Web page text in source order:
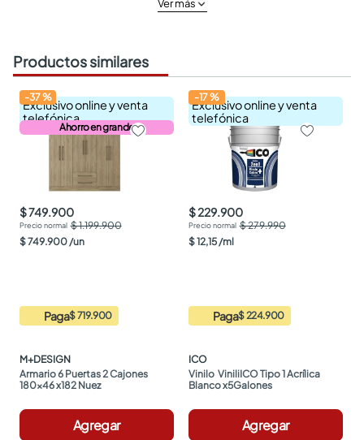
Ver más
Productos similares
Exclusivo online y venta
telefónica
Ahorro en grande
-37%
$ 749.900
$ 1.199.900
$749.900 /un
Paga$ 719.900
M+DESIGN
Armario 6 Puertas 2 Cajones
180x46 x182 Nuez
Agregar
Exclusivo online y venta
telefónica
-17%
$ 229.900
$ 279.990
$12,15 /ml
Paga$ 224.900
ICO
Vinilo  ViniliICO Tipo 1 Acrílica
Blanco x5Galones
Agregar